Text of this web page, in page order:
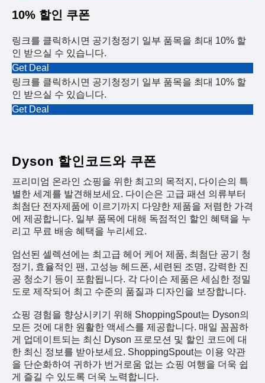
10% 할인 쿠폰
링크를 클릭하시면 공기청정기 일부 품목을 최대 10% 할
인 받으실 수 있습니다.
Get Deal
링크를 클릭하시면 공기청정기 일부 품목을 최대 10% 할
인 받으실 수 있습니다.
Get Deal
Dyson 할인코드와 쿠폰
프리미엄 온라인 쇼핑을 위한 최고의 목적지, 다이슨의 특
별한 세계를 발견해보세요. 다이슨은 고급 패션 의류부터
최첨단 전자제품에 이르기까지 다양한 제품을 저렴한 가격
에 제공합니다. 일부 품목에 대해 독점적인 할인 혜택을 누
리고 무료 배송 혜택을 누리세요.
엄선된 셀렉션에는 최고급 헤어 케어 제품, 최첨단 공기 청
정기, 효율적인 팬, 고성능 헤드폰, 세련된 조명, 강력한 진
공 청소기 등이 포함됩니다. 각 다이슨 제품은 세심한 정밀
도로 제작되어 최고 수준의 품질과 디자인을 보장합니다.
쇼핑 경험을 향상시키기 위해 ShoppingSpout는 Dyson의
모든 것에 대한 원활한 액세스를 제공합니다. 매일 꼼꼼하
게 업데이트되는 최신 Dyson 프로모션 및 할인 코드에 대
한 최신 정보를 받아보세요. ShoppingSpout는 이용 약관
을 단순화하여 귀하가 번거로움 없는 쇼핑 여행을 더욱 쉽
게 즐길 수 있도록 더욱 노력합니다.